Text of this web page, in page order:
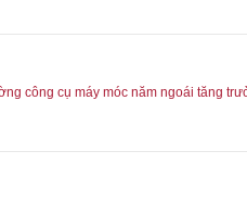
công cụ máy móc năm ngoái tăng